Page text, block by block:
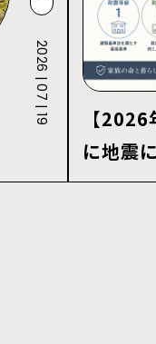
2026 | 07 | 19
【
に地震
許容応